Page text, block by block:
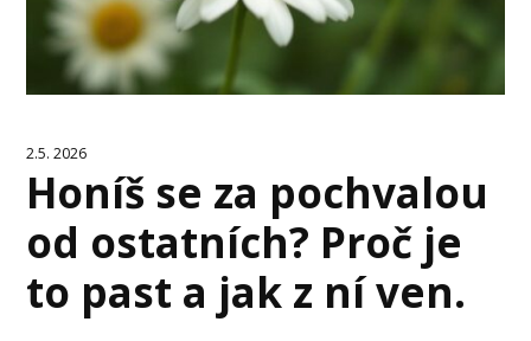
2.5. 2026
Honíš se za pochvalou
od ostatních? Proč je
to past a jak z ní ven.